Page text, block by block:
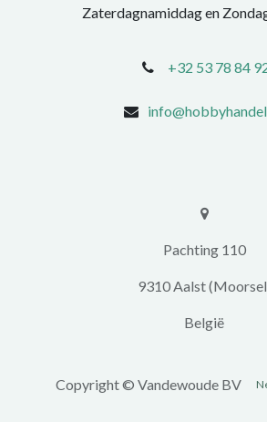
Zaterdagnamiddag en
+32 53 78 84
​​Pachting 110
9310 Aalst
​België
Copyright © Vandewoude BV